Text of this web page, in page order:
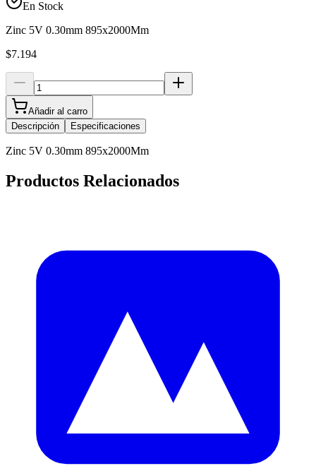
En Stock
Zinc 5V 0.30mm 895x2000Mm
$7.194
Añadir al carro
Descripción
Especificaciones
Zinc 5V 0.30mm 895x2000Mm
Productos Relacionados